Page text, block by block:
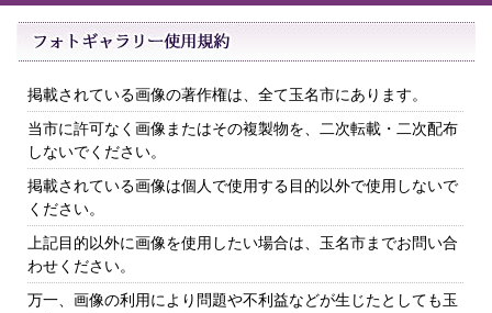
掲載されている画像の著作権は、全て玉名市にあります。
当市に許可なく画像またはその複製物を、二次転載・二次配布
しないでください。
掲載されている画像は個人で使用する目的以外で使用しないで
ください。
上記目的以外に画像を使用したい場合は、玉名市までお問い合
わせください。
万一、画像の利用により問題や不利益などが生じたとしても玉